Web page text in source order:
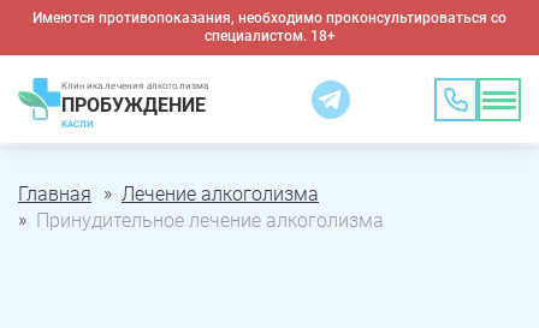
Имеются противопоказания, необходимо проконсультироваться со
специалистом. 18+
Клиника лечения алкоголизма
ПРОБУЖДЕНИЕ
КАСЛИ
Главная
Лечение алкоголизма
Принудительное лечение алкоголизма